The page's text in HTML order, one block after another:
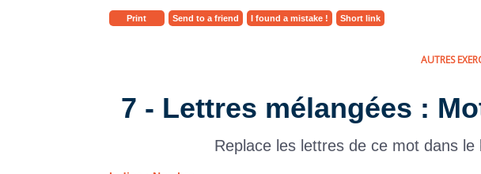
Print Send to a friend I found a mistake ! Short link
AUTRES
7 - Lettres mélangées :
Replace les lettres de ce mot dans le